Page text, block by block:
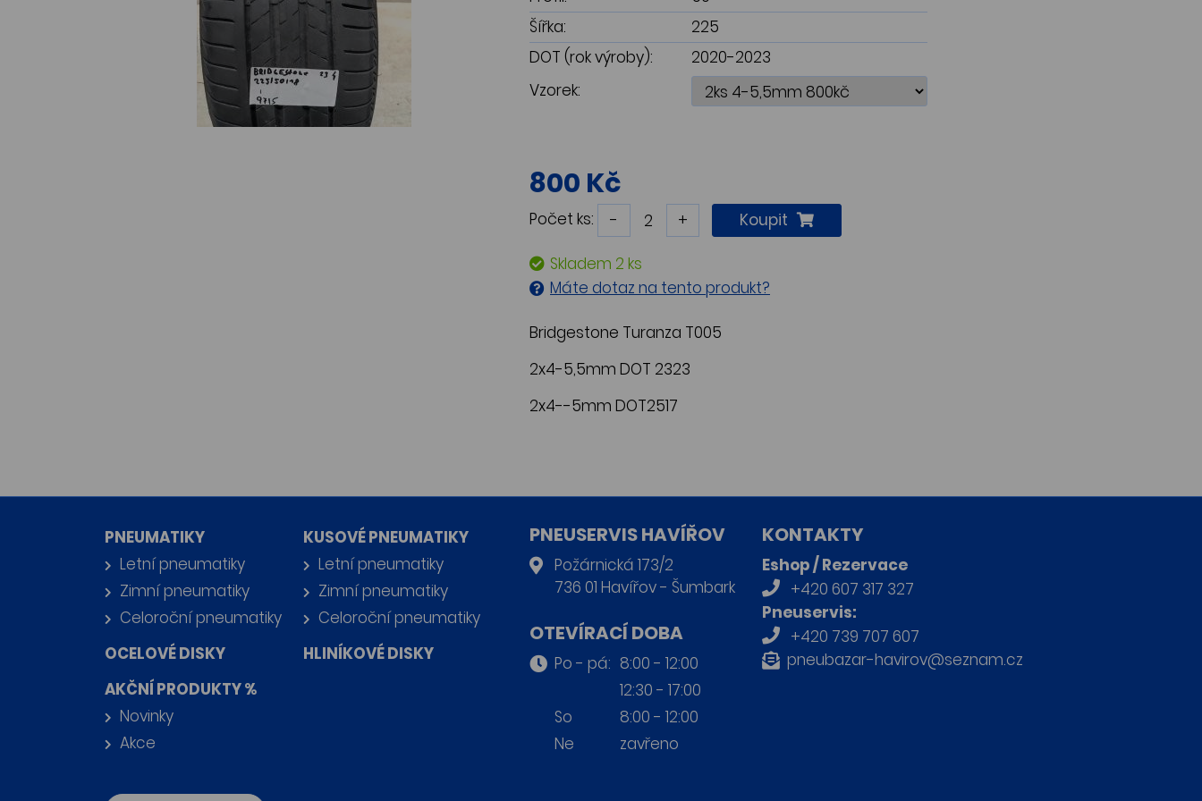
Šířka:
225
DOT (rok výroby):
2020-2023
Vzorek:
800 Kč
Počet ks: - + Koupit
Skladem 2 ks
Máte dotaz na tento produkt?
Bridgestone Turanza T005
2x4-5,5mm DOT 2323
2x4--5mm DOT2517
PNEUMATIKY
Letní pneumatiky
Zimní pneumatiky
Celoroční pneumatiky
KUSOVÉ PNEUMATIKY
Letní pneumatiky
Zimní pneumatiky
Celoroční pneumatiky
OCELOVÉ DISKY
HLINÍKOVÉ DISKY
AKČNÍ PRODUKTY %
Novinky
Akce
PNEUSERVIS HAVÍŘOV
Požárnická 173/2
736 01 Havířov - Šumbark
OTEVÍRACÍ DOBA
Po - pá: 8:00 - 12:00
12:30 - 17:00
So
8:00 - 12:00
Ne
zavřeno
KONTAKTY
Eshop / Rezervace
+420 607 317 327
Pneuservis:
+420 739 707 607
pneubazar-havirov@seznam.cz